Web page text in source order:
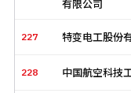
有限公司
227 特变电工股份
228 中国航空科技